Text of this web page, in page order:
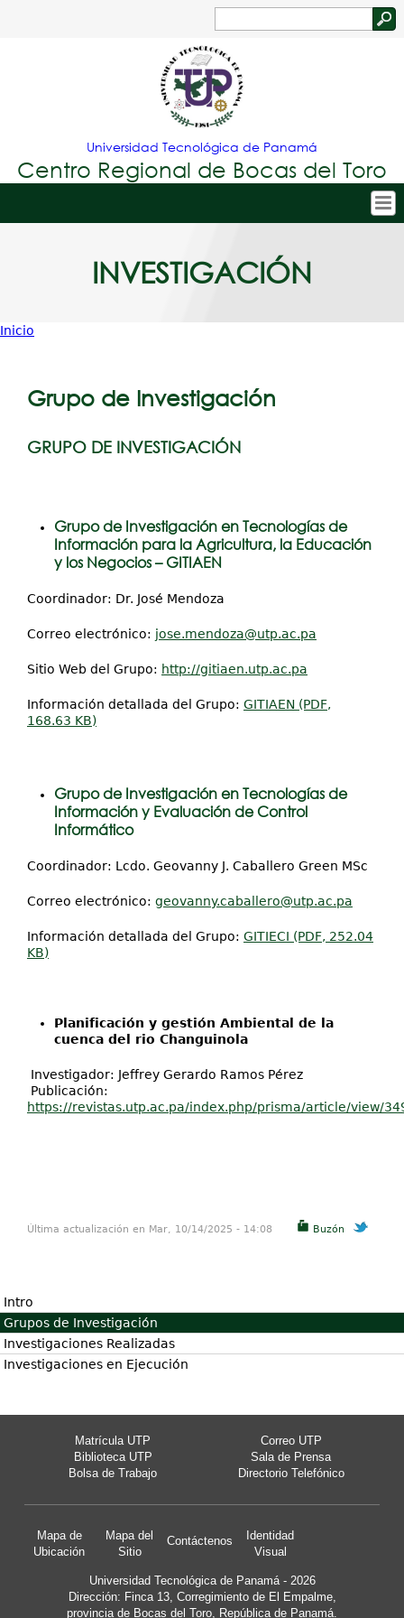
Jump to navigation
de
búsqueda
Universidad Tecnológica de Panamá
Centro Regional de Bocas del Toro
Nuestro Centro
Proyectos / Extensión
Servicios
INVESTIGACIÓN
está
Inicio
Grupo de Investigación
GRUPO DE INVESTIGACIÓN
Grupo de Investigación en Tecnologías de
Información para la Agricultura, la Educación
y los Negocios – GITIAEN
Coordinador: Dr. José Mendoza
Correo electrónico: jose.mendoza@utp.ac.pa
Sitio Web del Grupo: http://gitiaen.utp.ac.pa
Información detallada del Grupo: GITIAEN (PDF,
168.63 KB)
Grupo de Investigación en Tecnologías de
Información y Evaluación de Control
Informático
Coordinador: Lcdo. Geovanny J. Caballero Green MSc
Correo electrónico: geovanny.caballero@utp.ac.pa
Información detallada del Grupo: GITIECI (PDF, 252.04
KB)
Planificación y gestión Ambiental de la
cuenca del rio Changuinola
Investigador: Jeffrey Gerardo Ramos Pérez
Publicación:
https://revistas.utp.ac.pa/index.php/prisma/article/view/
Buzón
Última actualización en Mar, 10/14/2025 - 14:08
Intro
Grupos de Investigación
Investigaciones Realizadas
Investigaciones en Ejecución
Matrícula UTP
Correo UTP
Biblioteca UTP
Sala de Prensa
Bolsa de Trabajo
Directorio Telefónico
Mapa de
Ubicación
Mapa del
Sitio
Contáctenos
Identidad
Visual
Universidad Tecnológica de Panamá - 2026
Dirección: Finca 13, Corregimiento de El Empalme,
provincia de Bocas del Toro, República de Panamá.